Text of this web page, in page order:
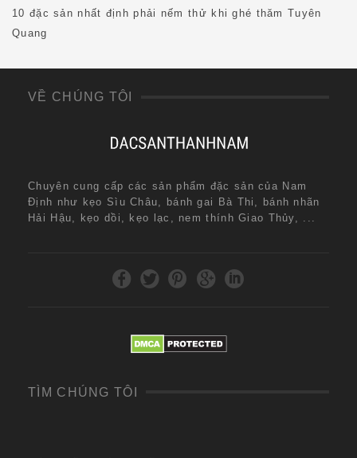
10 đặc sản nhất định phải nếm thử khi ghé thăm Tuyên
Quang
VỀ CHÚNG TÔI
Chuyên cung cấp các sản phẩm đặc sản của Nam
Định như kẹo Sìu Châu, bánh gai Bà Thi, bánh nhãn
Hải Hậu, kẹo dồi, kẹo lạc, nem thính Giao Thủy, ...
TÌM CHÚNG TÔI